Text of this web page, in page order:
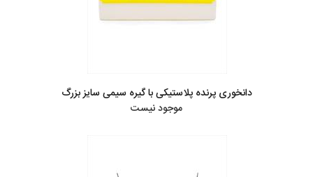
دانخوری پرنده پلاستیکی با گیره سیمی سایز بزرگ
موجود نیست